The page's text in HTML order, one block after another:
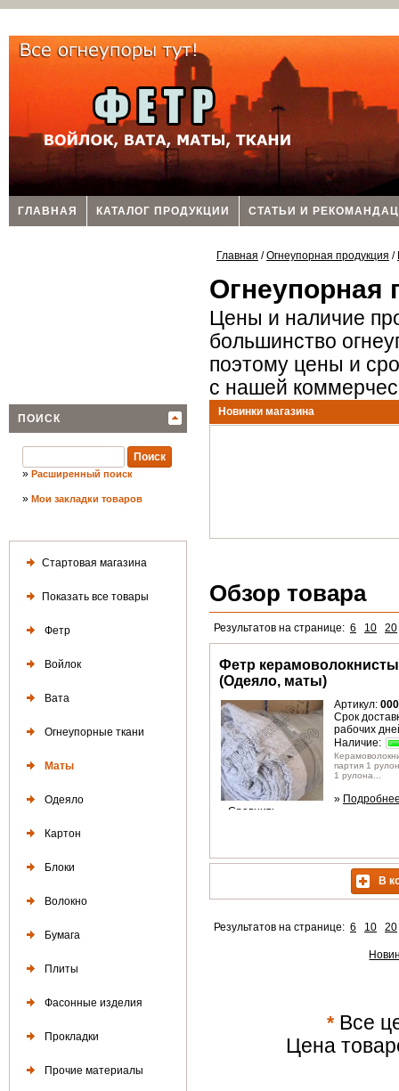
ГЛАВНАЯ КАТАЛОГ ПРОДУКЦИИ СТАТЬИ И
ПОИСК
» Расширенный поиск
» Мои закладки товаров
Стартовая магазина
Показать все товары
Фетр
Войлок
Вата
Огнеупорные ткани
Маты
Одеяло
Картон
Блоки
Волокно
Бумага
Плиты
Фасонные изделия
Прокладки
Прочие материалы
Главная /Огнеупорная продукция /
Огнеупорная
Цены и наличие
большинство
поэтому цены и
с нашей
Новинки магазина
Обзор товара
Результатов на странице: 6 10 20
Фетр
(Одеяло, маты)
Артикул:
Срок
рабочих
Наличие:
партия 1
1 рулона...
»
Сравнить
В
Результатов на странице: 6 10 20
* Все
Цена